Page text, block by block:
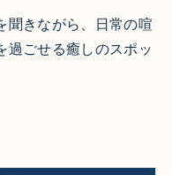
聞きながら、日常の喧
過ごせる癒しのスポッ